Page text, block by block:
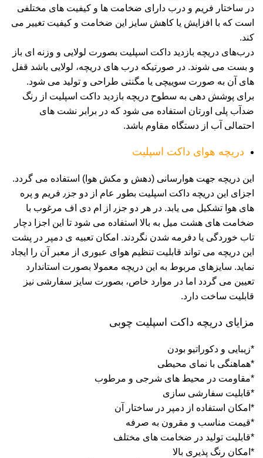
در ساختار فریم و درب دارای ضخامت ها و کیفیت های مختلفی
است که با افزایش یا کاهش سایز این ضخامت و کیفیت تغییر می
کند.
درب‌های دریچه بازدید داکت اسپلیت بصورت لولایی و وزنه ای باز
و بست می شوند. در صورتیکه درب های دریچه، لولایی باشد قفل
های آن به صورت سوییچی یا مگنتی طراحی و تولید می شود.
برای پوشش دهی به سطوح دریچه بازدید داکت اسپلیت از رنگ
ضدآب پلی اورتان استفاده می شود که در برابر نشت های
احتمالی آب از دستگاه مقاوم باشد.
دریچه هوای داکت اسپلیت
این دریچه جهت هوارسانی (دهش و مکش هوا) استفاده می گردد.
اجزای این دریچه داکت اسپلیت بطور عام از دو جز٫ فریم و پره
های هوا تشکیل می یابد. در هر دو جز٫ از ام دی اف مرغوب با
ضخامت های هشت میل به بالا استفاده می شود تا این اجزا دچار
تاب خوردگی یا دفرمه شدن نگردند. امکان تعبیه ی دمپر در پشت
این دریچه می تواند قابلیت تنظیم هوای عبوری از معبر آن را ایجاد
نماید. سایزهای مربوط به این دریچه معمولا بصورت استاندارد
تعیین می گردد اما در موارد خاص، بصورت سایز سفارشی نیز
قابلیت ساخت دارد.
مزایای دریچه داکت اسپلیت چوبی
*زیبایی و دکوراتیو بودن
*هماهنگی با نمای محیطی
*مقاومت در محیط های شرجی و مرطوب
*قابلیت سفارشی سازی
*امکان استفاده از دمپر در ساختار آن
*قیمت مناسب و مقرون به صرفه
*قابلیت تولید در ضخامت های مختلف
*امکان رنگ پذیری بالا